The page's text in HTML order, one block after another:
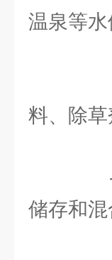
温泉等
-
料、除草
-
储存和混